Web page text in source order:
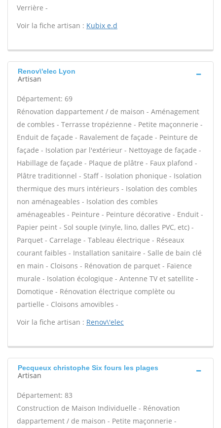
Verrière -
Voir la fiche artisan : Kubix e.d
Renov\'elec Lyon
Artisan
Département: 69
Rénovation dappartement / de maison - Aménagement
de combles - Terrasse tropézienne - Petite maçonnerie -
Enduit de façade - Ravalement de façade - Peinture de
façade - Isolation par l'extérieur - Nettoyage de façade -
Habillage de façade - Plaque de plâtre - Faux plafond -
Plâtre traditionnel - Staff - Isolation phonique - Isolation
thermique des murs intérieurs - Isolation des combles
non aménageables - Isolation des combles
aménageables - Peinture - Peinture décorative - Enduit -
Papier peint - Sol souple (vinyle, lino, dalles PVC, etc) -
Parquet - Carrelage - Tableau électrique - Réseaux
courant faibles - Installation sanitaire - Salle de bain clé
en main - Cloisons - Rénovation de parquet - Faïence
murale - Isolation écologique - Antenne TV et satellite -
Domotique - Rénovation électrique complète ou
partielle - Cloisons amovibles -
Voir la fiche artisan : Renov\'elec
Pecqueux christophe Six fours les plages
Artisan
Département: 83
Construction de Maison Individuelle - Rénovation
dappartement / de maison - Petite maçonnerie -